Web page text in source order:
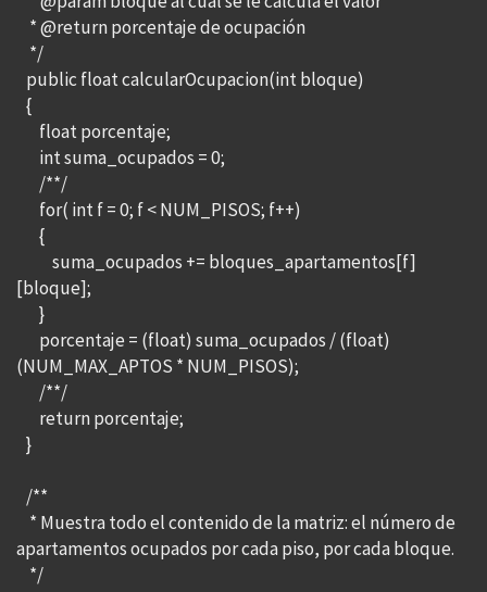
* @return porcentaje de ocupación
*/
public float calcularOcupacion(int bloque)
{
float porcentaje;
int suma_ocupados = 0;
/**/
for( int f = 0; f < NUM_PISOS; f++)
{
suma_ocupados += bloques_apartamentos[f]
[bloque];
}
porcentaje = (float) suma_ocupados / (float)
(NUM_MAX_APTOS * NUM_PISOS);
/**/
return porcentaje;
}
/**
* Muestra todo el contenido de la matriz: el número de
apartamentos ocupados por cada piso, por cada bloque.
*/